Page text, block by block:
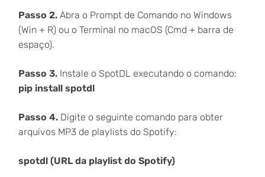
Passo 2.Abra o Prompt de Comando no Windows
(Win + R) ou o Terminal no macOS (Cmd + barra de
espaço).
Passo 3.Instale o SpotDL executando o comando:
pip install spotdl
Passo 4.Digite o seguinte comando para obter
arquivos MP3 de playlists do Spotify:
spotdl (URL da playlist do Spotify)